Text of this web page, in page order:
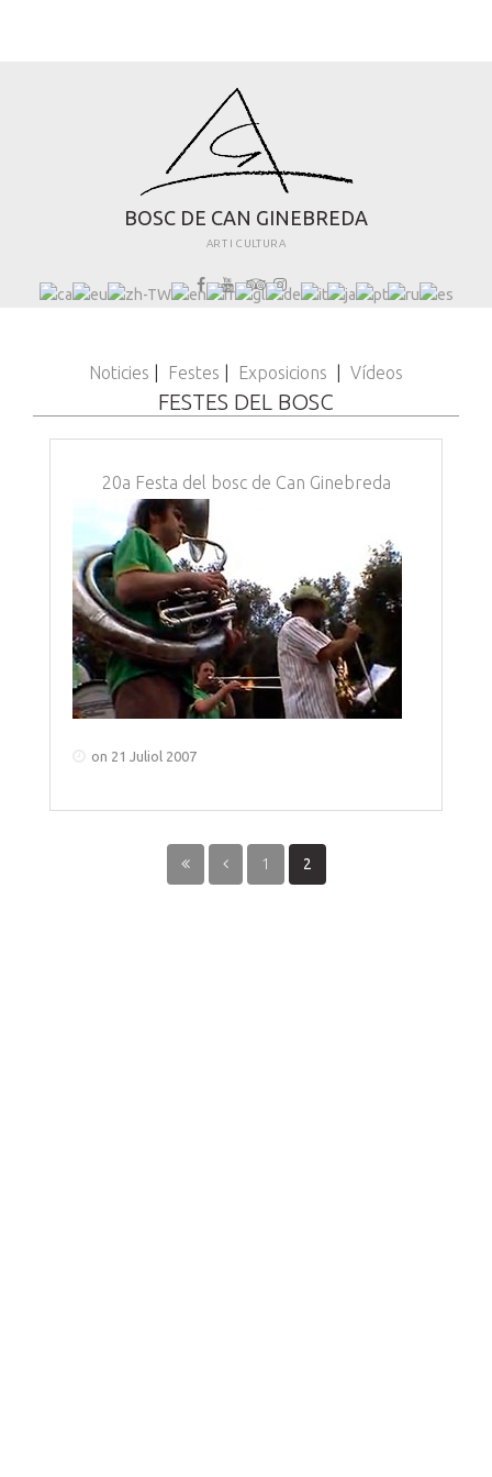
BOSC DE CAN GIN EBREDA
ART I CULTURA
Noticies Festes Exposicions Vídeos
FESTES DEL BOSC
20a Festa del bosc de Can Ginebreda
on 21 Juliol 2007
1 2